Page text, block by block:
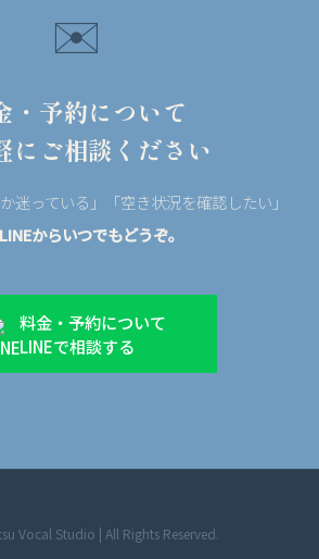
✉️
・予約について
にご相談ください
迷っている」「空き状況を確認したい」
からいつでもどうぞ。
料金・予約について
LINEで相談する
Vocal Studio | All Rights Reserved.